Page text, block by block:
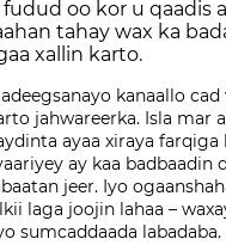
fudud oo kor u qaadis
tahay wax ka
xallin karto.
kanaallo
jahwareerka. Isla mar
ayaa xiraya farqiga
ay kaa badbaadin
jeer. Iyo
laga joojin lahaa –
sumcaddaada labadaba.